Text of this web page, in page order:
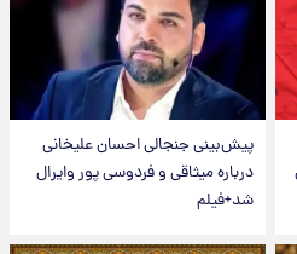
پیش‌بینی جنجالی احسان علیخانی
درباره میثاقی و فردوسی پور وایرال
شد+فیلم